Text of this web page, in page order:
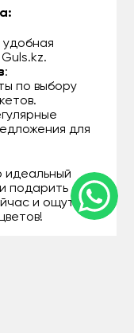
удобная
:
по выбору
для
идеальный
подарить
и ощутите